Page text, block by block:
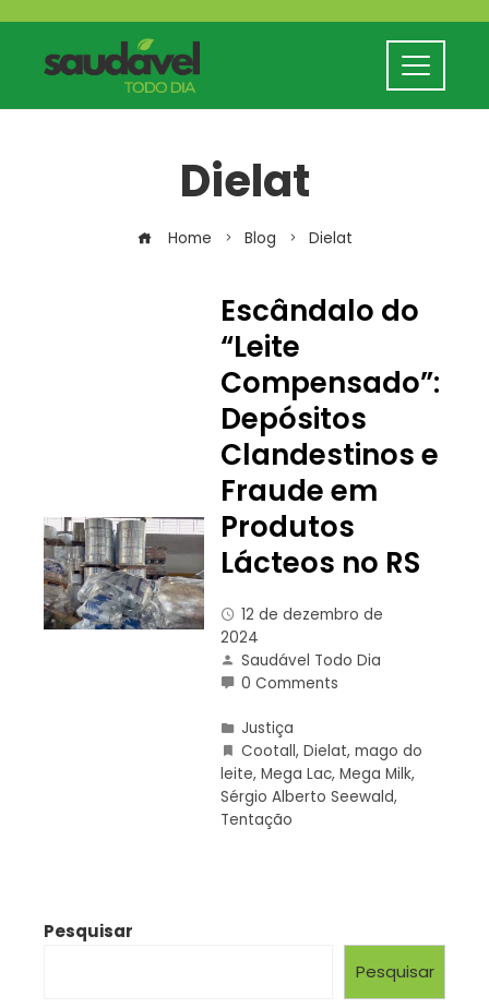
Dielat
Home Blog Dielat
Escândalo do
“Leite
Compensado”:
Depósitos
Clandestinos e
Fraude em
Produtos
Lácteos no RS
12 de dezembro de
2024
Saudável Todo Dia
0 Comments
Justiça
Cootall, Dielat, mago do
leite, Mega Lac, Mega Milk,
Sérgio Alberto Seewald,
Tentação
Pesquisar
Pesquisar